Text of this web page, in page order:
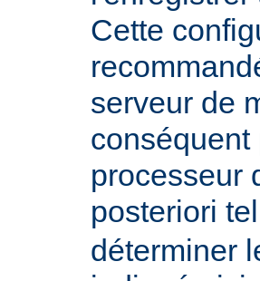
Cette
serveur de
processeur
posteriori
déterminer